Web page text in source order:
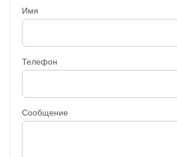
Имя
Телефон
Сообщение